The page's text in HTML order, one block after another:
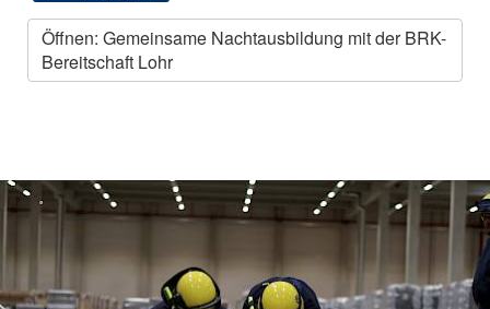
Öffnen: Gemeinsame Nachtausbildung mit der BRK-
Bereitschaft Lohr